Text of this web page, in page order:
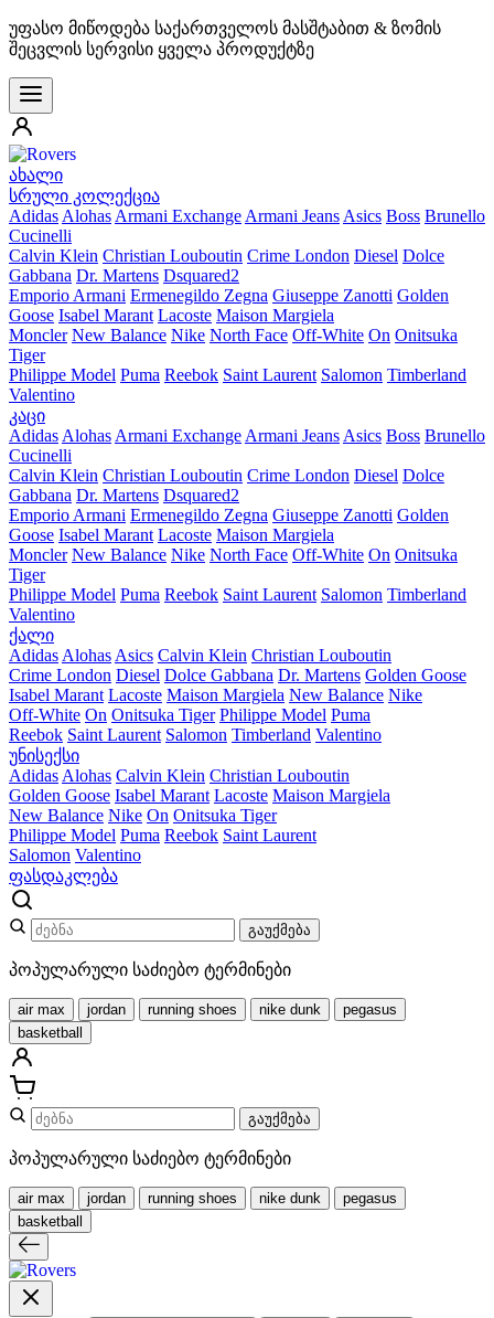
უფასო მიწოდება საქართველოს მასშტაბით & ზომის
შეცვლის სერვისი ყველა პროდუქტზე
ახალი
სრული კოლექცია
Adidas Alohas Armani Exchange Armani Jeans Asics Boss Brunello
Cucinelli
Calvin Klein Christian Louboutin Crime London Diesel Dolce
Gabbana Dr. Martens Dsquared2
Emporio Armani Ermenegildo Zegna Giuseppe Zanotti Golden
Goose Isabel Marant Lacoste Maison Margiela
Moncler New Balance Nike North Face Off-White On Onitsuka
Tiger
Philippe Model Puma Reebok Saint Laurent Salomon Timberland
Valentino
კაცი
Adidas Alohas Armani Exchange Armani Jeans Asics Boss Brunello
Cucinelli
Calvin Klein Christian Louboutin Crime London Diesel Dolce
Gabbana Dr. Martens Dsquared2
Emporio Armani Ermenegildo Zegna Giuseppe Zanotti Golden
Goose Isabel Marant Lacoste Maison Margiela
Moncler New Balance Nike North Face Off-White On Onitsuka
Tiger
Philippe Model Puma Reebok Saint Laurent Salomon Timberland
Valentino
ქალი
Adidas Alohas Asics Calvin Klein Christian Louboutin
Crime London Diesel Dolce Gabbana Dr. Martens Golden Goose
Isabel Marant Lacoste Maison Margiela New Balance Nike
Off-White On Onitsuka Tiger Philippe Model Puma
Reebok Saint Laurent Salomon Timberland Valentino
უნისექსი
Adidas Alohas Calvin Klein Christian Louboutin
Golden Goose Isabel Marant Lacoste Maison Margiela
New Balance Nike On Onitsuka Tiger
Philippe Model Puma Reebok Saint Laurent
Salomon Valentino
ფასდაკლება
გაუქმება
პოპულარული საძიებო ტერმინები
air max jordan running shoes nike dunk
pegasus
basketball
გაუქმება
პოპულარული საძიებო ტერმინები
air max jordan running shoes nike dunk
pegasus
basketball